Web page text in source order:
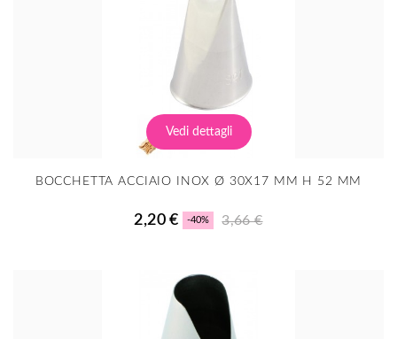
Vedi dettagli
BOCCHETTA ACCIAIO INOX Ø 30X17 MM H 52 MM
2,20 € -40% 3,66 €